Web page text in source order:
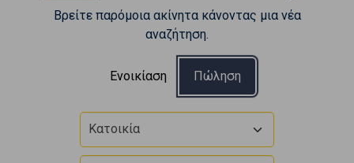
Βρείτε παρόμοια ακίνητα κάνοντας μια νέα
αναζήτηση.
Ενοικίαση Πώληση
Κατοικία